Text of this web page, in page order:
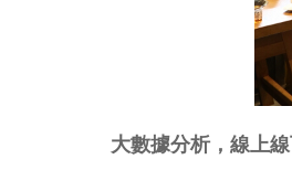
大數據分析，線上